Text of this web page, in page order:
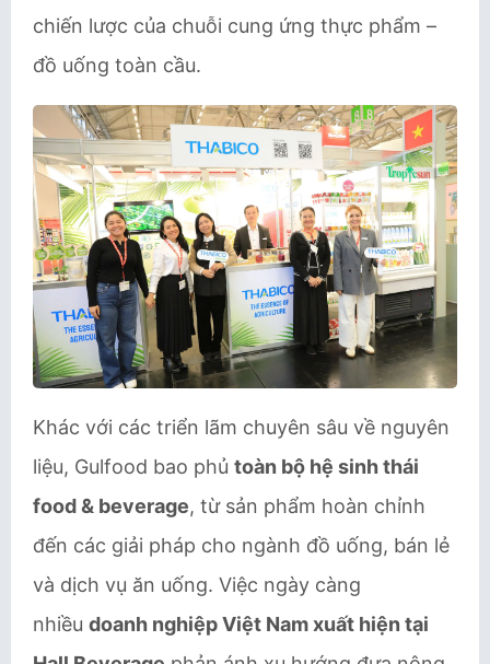
chiến lược của chuỗi cung ứng thực phẩm –
đồ uống toàn cầu.
Khác với các triển lãm chuyên sâu về nguyên
liệu, Gulfood bao phủ toàn bộ hệ sinh thái
food & beverage, từ sản phẩm hoàn chỉnh
đến các giải pháp cho ngành đồ uống, bán lẻ
và dịch vụ ăn uống. Việc ngày càng
nhiều doanh nghiệp Việt Nam xuất hiện tại